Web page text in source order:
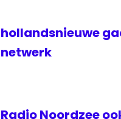
hollandsnieuwe
netwerk
Radio Noordzee